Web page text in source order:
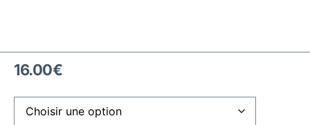
16.00€